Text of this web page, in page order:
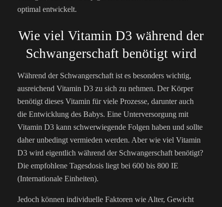
optimal entwickelt.
Wie viel Vitamin D3 während der
Schwangerschaft benötigt wird
Während der Schwangerschaft ist es besonders wichtig,
ausreichend Vitamin D3 zu sich zu nehmen. Der Körper
benötigt dieses Vitamin für viele Prozesse, darunter auch
die Entwicklung des Babys. Eine Unterversorgung mit
Vitamin D3 kann schwerwiegende Folgen haben und sollte
daher unbedingt vermieden werden. Aber wie viel Vitamin
D3 wird eigentlich während der Schwangerschaft benötigt?
Die empfohlene Tagesdosis liegt bei 600 bis 800 IE
(Internationale Einheiten).
Jedoch können individuelle Faktoren wie Alter, Gewicht